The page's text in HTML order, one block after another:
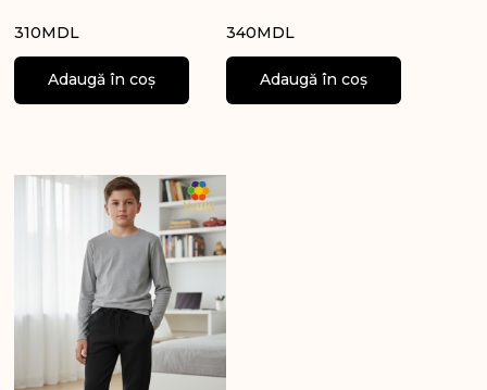
310MDL
Adaugă în coș
340MDL
Adaugă în coș